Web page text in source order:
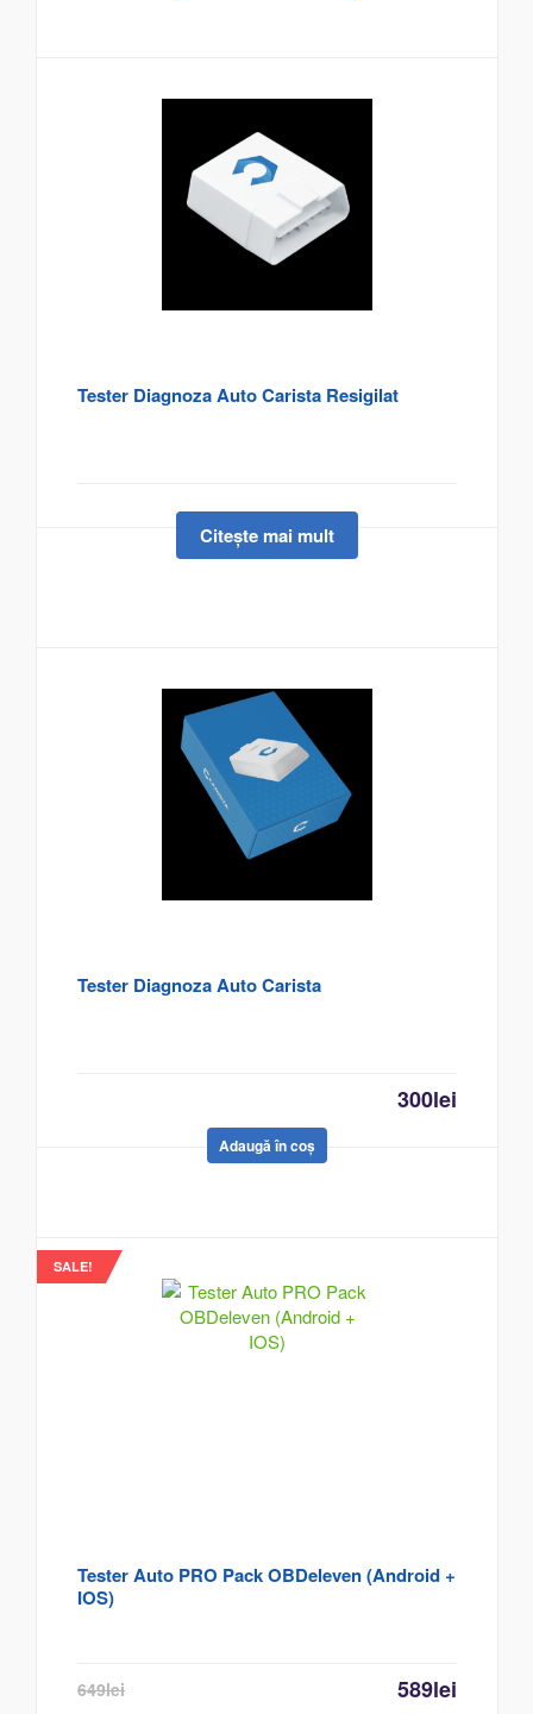
Tester Diagnoza Auto Carista Resigilat
Citește mai mult
Tester Diagnoza Auto Carista
300lei
Adaugă în coș
SALE!
Tester Auto PRO Pack OBDeleven (Android +
IOS)
649lei 589lei